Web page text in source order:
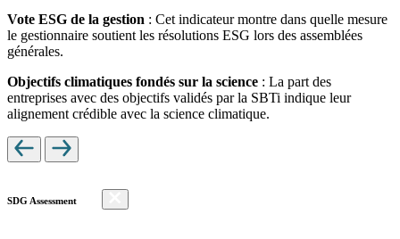
Vote ESG de la gestion : Cet indicateur montre dans quelle mesure
le gestionnaire soutient les résolutions ESG lors des assemblées
générales.
Objectifs climatiques fondés sur la science : La part des
entreprises avec des objectifs validés par la SBTi indique leur
alignement crédible avec la science climatique.
SDG Assessment